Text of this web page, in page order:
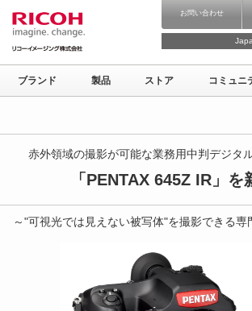
お問い合わせ
ブランド 製品 ストア コミュニ
赤外領域の撮影が可能な業務用中判デジタ
「PENTAX 645Z IR」を
～"可視光では見えない被写体"を撮影できる専